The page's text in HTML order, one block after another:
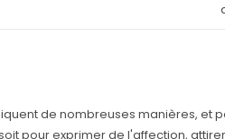
de nombreuses manières, et
pour exprimer de l'affection,